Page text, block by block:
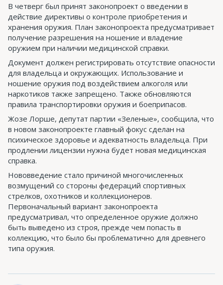
В четверг был принят законопроект о введении в
действие директивы о контроле приобретения и
хранения оружия. План законопроекта предусматривает
получение разрешения на ношение и владение
оружием при наличии медицинской справки.
Документ должен регистрировать отсутствие опасности
для владельца и окружающих. Использование и
ношение оружия под воздействием алкоголя или
наркотиков также запрещено. Также обновляются
правила транспортировки оружия и боеприпасов.
Жозе Лорше, депутат партии «Зеленые», сообщила, что
в новом законопроекте главный фокус сделан на
психическое здоровье и адекватность владельца. При
продлении лицензии нужна будет новая медицинская
справка.
Нововведение стало причиной многочисленных
возмущений со стороны федераций спортивных
стрелков, охотников и коллекционеров.
Первоначальный вариант законопроекта
предусматривал, что определенное оружие должно
быть выведено из строя, прежде чем попасть в
коллекцию, что было бы проблематично для древнего
типа оружия.